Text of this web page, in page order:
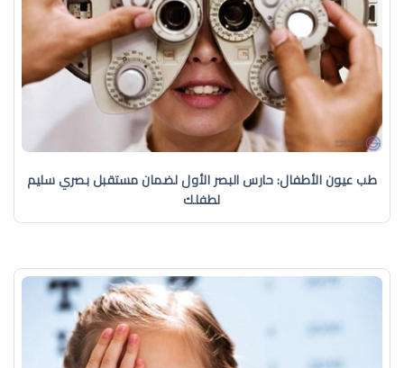
طب عيون الأطفال: حارس البصر الأول لضمان مستقبل بصري سليم
لطفلك